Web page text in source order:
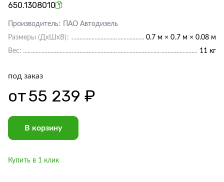
650.1308010
Производитель:
ПАО Автодизель
Размеры (ДхШхВ):
0.7 м × 0.7 м × 0.08 м
Вес:
11 кг
под заказ
от55 239 ₽
В корзину
Купить в 1 клик